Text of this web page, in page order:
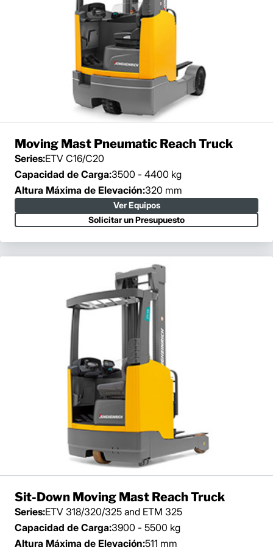
Moving Mast Pneumatic Reach Truck
Series:ETV C16/C20
Capacidad de Carga:3500 - 4400 kg
Altura Máxima de Elevación:320 mm
Ver Equipos
Solicitar un Presupuesto
Sit-Down Moving Mast Reach Truck
Series:ETV 318/320/325 and ETM 325
Capacidad de Carga:3900 - 5500 kg
Altura Máxima de Elevación:511 mm